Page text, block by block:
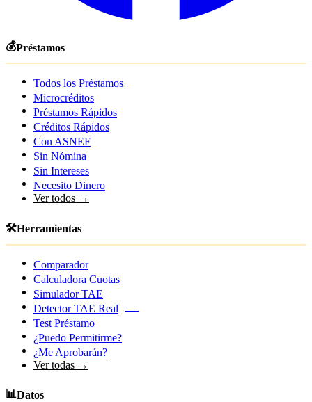
💰Préstamos
Todos los Préstamos
Microcréditos
Préstamos Rápidos
Créditos Rápidos
Con ASNEF
Sin Nómina
Sin Intereses
Necesito Dinero
Ver todos →
🛠️Herramientas
Comparador
Calculadora Cuotas
Simulador TAE
Detector TAE Real
Test Préstamo
¿Puedo Permitirme?
¿Me Aprobarán?
Ver todas →
📊Datos